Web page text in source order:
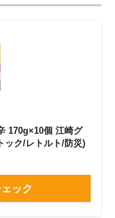
170g×10個 江崎グ
ック/レトルト/防災)
ック